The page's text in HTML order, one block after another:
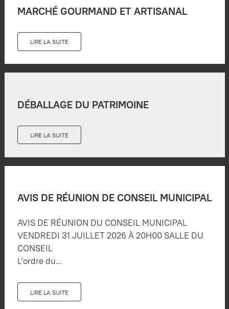
MARCHÉ GOURMAND ET ARTISANAL
LIRE LA SUITE
DÉBALLAGE DU PATRIMOINE
LIRE LA SUITE
AVIS DE RÉUNION DE CONSEIL MUNICIPAL
AVIS DE RÉUNION DU CONSEIL MUNICIPAL
VENDREDI 31 JUILLET 2026 À 20H00 SALLE DU
CONSEIL
L’ordre du...
LIRE LA SUITE